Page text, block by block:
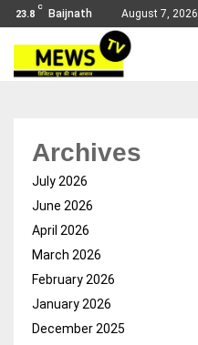
23.8
C
Baijnath August 7, 2026
Archives
July 2026
June 2026
April 2026
March 2026
February 2026
January 2026
December 2025